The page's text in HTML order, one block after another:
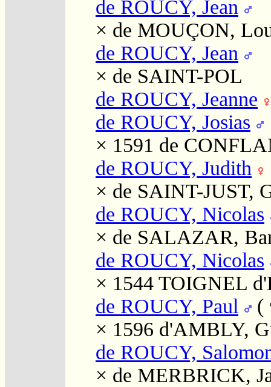
de ROUCY, Jean
× de MOUÇON,
de ROUCY, Jean
× de SAINT-POL
de ROUCY, Jeanne
de ROUCY, Josias
× 1591 de
de ROUCY, Judith
× de SAINT-JUST,
de ROUCY, Nicolas
× de SALAZAR,
de ROUCY, Nicolas
× 1544 TOIGNEL
de ROUCY, Paul
(
× 1596 d'AMBLY,
de ROUCY,
× de MERBRICK,